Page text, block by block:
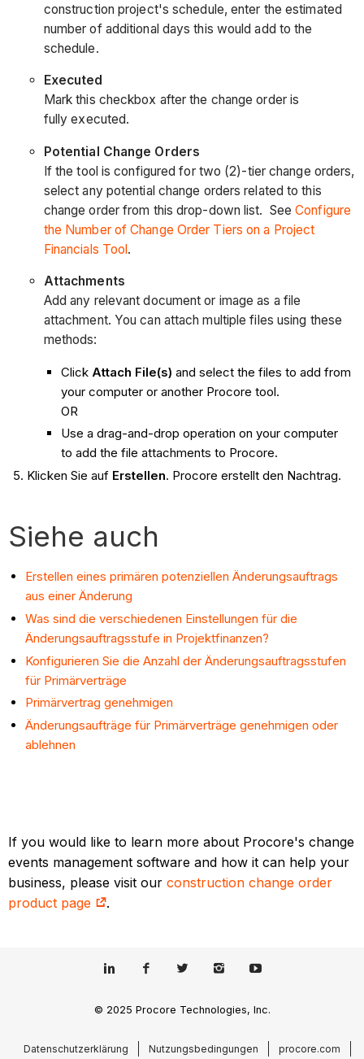
construction project's schedule, enter the estimated
number of additional days this would add to the
schedule.
Executed
Mark this checkbox after the change order is
fully executed.
Potential Change Orders
If the tool is configured for two (2)-tier change orders,
select any potential change orders related to this
change order from this drop-down list. SeeConfigure
the Number of Change Order Tiers on a Project
Financials Tool.
Attachments
Add any relevant document or image as a file
attachment. You can attach multiple files using these
methods:
Click Attach File(s) and select the files to add from
your computer or another Procore tool.
OR
Use a drag-and-drop operation on your computer
to add the file attachments to Procore.
Klicken Sie auf Erstellen. Procore erstellt den Nachtrag.
Siehe auch
Erstellen eines primären potenziellen Änderungsauftrags
aus einer Änderung
Was sind die verschiedenen Einstellungen für die
Änderungsauftragsstufe in Projektfinanzen?
Konfigurieren Sie die Anzahl der Änderungsauftragsstufen
für Primärverträge
Primärvertrag genehmigen
Änderungsaufträge für Primärverträge genehmigen oder
ablehnen
If you would like to learn more about Procore's change
events management software and how it can help your
business, please visit ourconstruction change order
product page
.
© 2025 Procore Technologies, Inc.
Datenschutzerklärung Nutzungsbedingungen
procore.com